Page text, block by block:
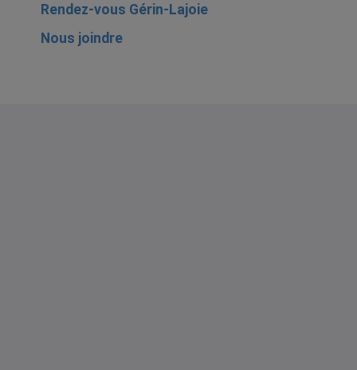
Rendez-vous Gérin-Lajoie
Nous joindre